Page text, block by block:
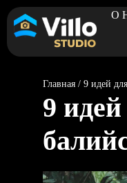
О
Главная / 9 идей
9